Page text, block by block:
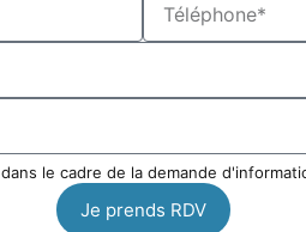
le cadre de la demande
Je prends RDV